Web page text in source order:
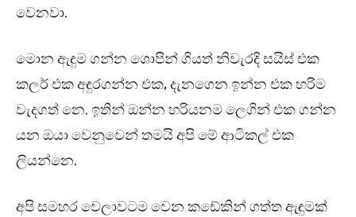
වෙනවා.
මොන ඇඳුම ගන්න ශොපින් ගියත් නිවැරදි සයිස් එක
කලර් එක අඳුරගන්න එක, දැනගෙන ඉන්න එක හරිම
වැදගත් නෙ. ඉතින් ඔන්න හරියනම ලෙගින් එක ගන්න
යන ඔයා වෙනුවෙන් තමයි අපි මේ ආටිකල් එක
ලියන්නෙ.
අපි සමහර වෙලාවටම වෙන කඩේකින් ගත්ත ඇඳුමක්